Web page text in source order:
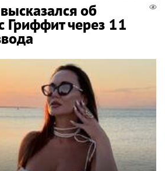
об
Гриффит через 11